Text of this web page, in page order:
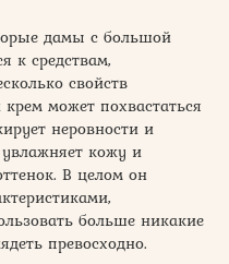
дамы с большой
к средствам,
свойств
может похвастаться
неровности и
кожу и
В целом он
больше никакие
превосходно.